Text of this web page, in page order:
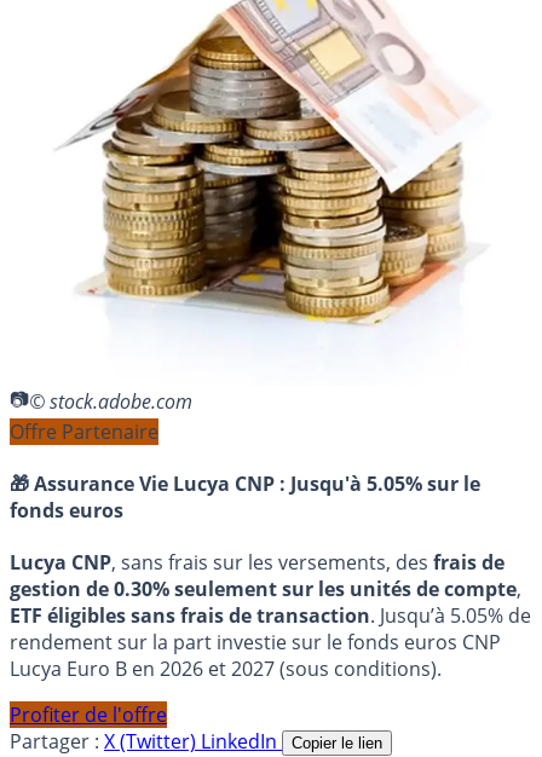
© stock.adobe.com
Offre Partenaire
🎁 Assurance Vie Lucya CNP : Jusqu'à 5.05% sur le
fonds euros
Lucya CNP, sans frais sur les versements, des frais de
gestion de 0.30% seulement sur les unités de compte,
ETF éligibles sans frais de transaction. Jusqu’à 5.05% de
rendement sur la part investie sur le fonds euros CNP
Lucya Euro B en 2026 et 2027 (sous conditions).
Profiter de l'offre
Partager : X (Twitter) LinkedIn Copier le lien